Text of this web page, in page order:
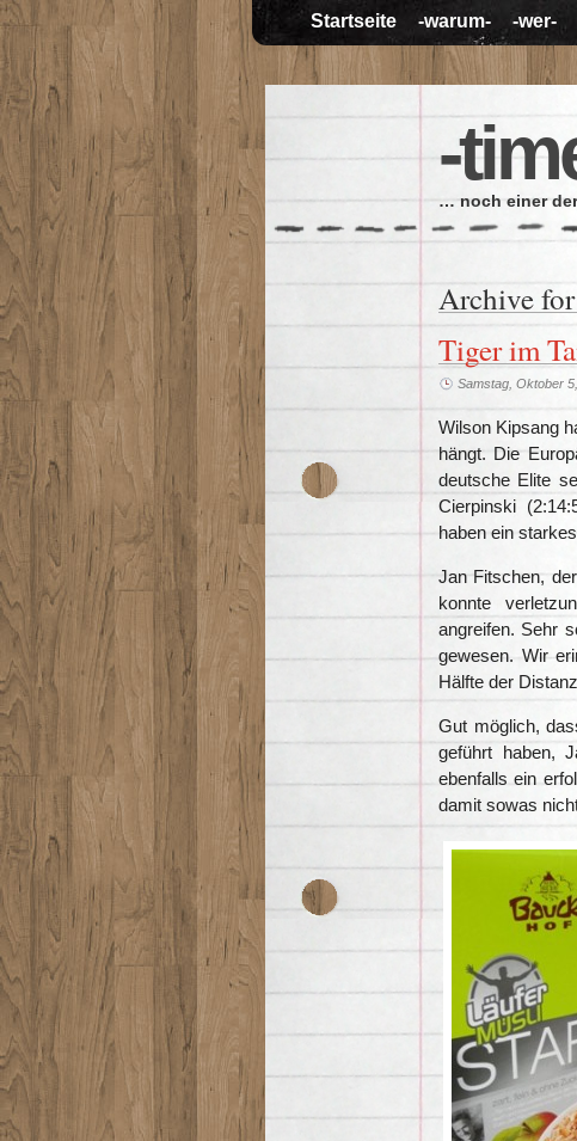
Startseite -warum- -wer-
-
… noch einer
Archive
Tiger im
Samstag, Oktober
Wilson Kipsang
hängt. Die
deutsche Elite
Cierpinski
haben ein
Jan Fitschen,
konnte
angreifen. Sehr
gewesen. Wir
Hälfte der
Gut möglich,
geführt haben,
ebenfalls ein
damit sowas